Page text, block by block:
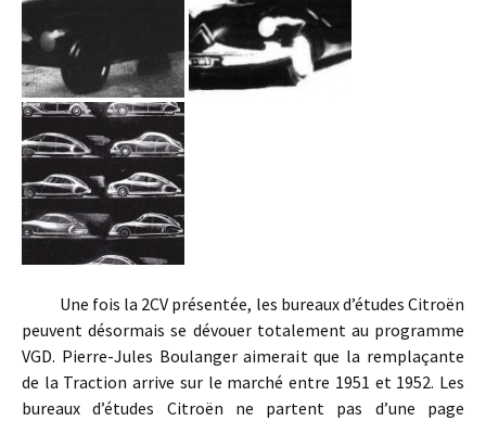
Une fois la 2CV présentée, les bureaux d’études Citroën
peuvent désormais se dévouer totalement au programme
VGD. Pierre-Jules Boulanger aimerait que la remplaçante
de la Traction arrive sur le marché entre 1951 et 1952. Les
bureaux d’études Citroën ne partent pas d’une page